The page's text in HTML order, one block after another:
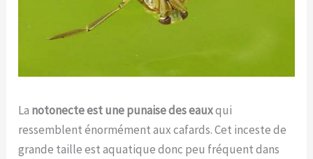
La notonecte est une punaise des eauxqui
ressemblent énormément aux cafards. Cet inceste de
grande taille est aquatique donc peu fréquent dans